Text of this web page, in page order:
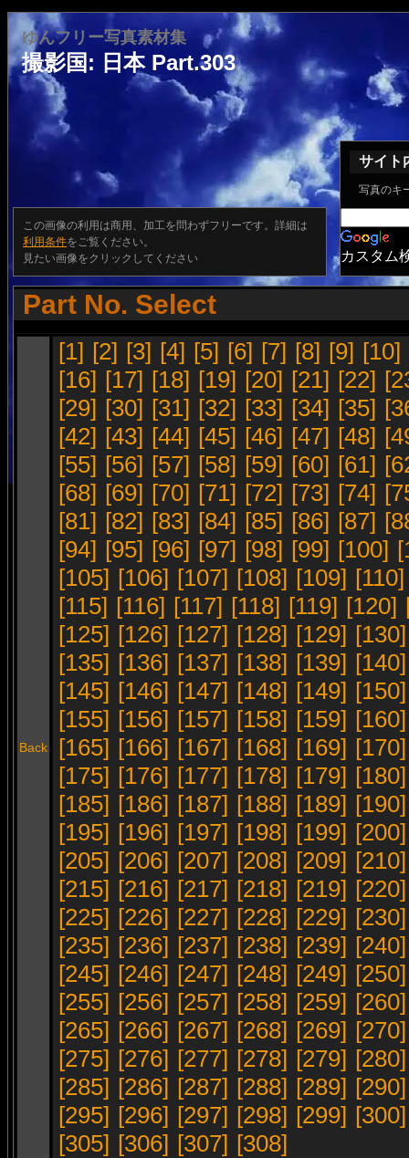
ゆんフリー写真素材集
撮影国: 日本 Part.303
この画像の利用は商用、加工を問わずフリーです。詳細は
利用条件をご覧ください。
見たい画像をクリックしてください
サイト
写真のキ
カスタム
Part No. Select
Back
[1] [2] [3] [4] [5] [6] [7] [8] [9] [10]
[16] [17] [18] [19] [20] [21] [22]
[29] [30] [31] [32] [33] [34] [35]
[42] [43] [44] [45] [46] [47] [48]
[55] [56] [57] [58] [59] [60] [61]
[68] [69] [70] [71] [72] [73] [74]
[81] [82] [83] [84] [85] [86] [87]
[94] [95] [96] [97] [98] [99] [100]
[105] [106] [107] [108] [109] [110]
[115] [116] [117] [118] [119] [120]
[125] [126] [127] [128] [129] [130]
[135] [136] [137] [138] [139] [140]
[145] [146] [147] [148] [149] [150]
[155] [156] [157] [158] [159] [160]
[165] [166] [167] [168] [169] [170]
[175] [176] [177] [178] [179] [180]
[185] [186] [187] [188] [189] [190]
[195] [196] [197] [198] [199] [200]
[205] [206] [207] [208] [209] [210]
[215] [216] [217] [218] [219] [220]
[225] [226] [227] [228] [229] [230]
[235] [236] [237] [238] [239] [240]
[245] [246] [247] [248] [249] [250]
[255] [256] [257] [258] [259] [260]
[265] [266] [267] [268] [269] [270]
[275] [276] [277] [278] [279] [280]
[285] [286] [287] [288] [289] [290]
[295] [296] [297] [298] [299] [300]
[305] [306] [307] [308]